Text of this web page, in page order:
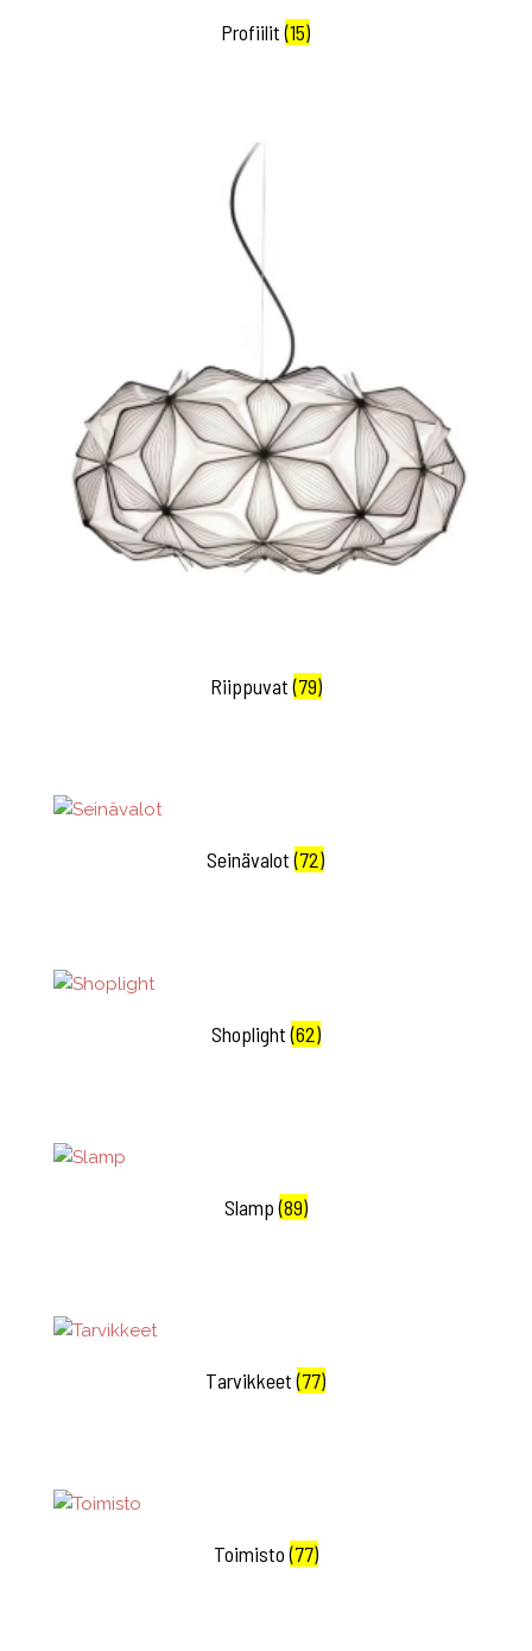
Profiilit(15)
Riippuvat(79)
Seinävalot(72)
Shoplight(62)
Slamp(89)
Tarvikkeet(77)
Toimisto(77)